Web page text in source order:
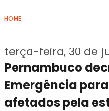
HOME
terça-feira, 30 de
Pernambuco
Emergência
afetados pela